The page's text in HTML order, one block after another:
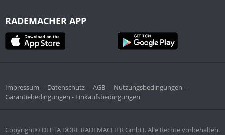
RADEMACHER APP
Copyright© DELTA DORE RADEMACHER GmbH. Alle Rechte vorbehalten.
Impressum - Datenschutz - AGB - Nutzungsbedingungen -
Garantiebedingungen - Einkaufsbedingungen